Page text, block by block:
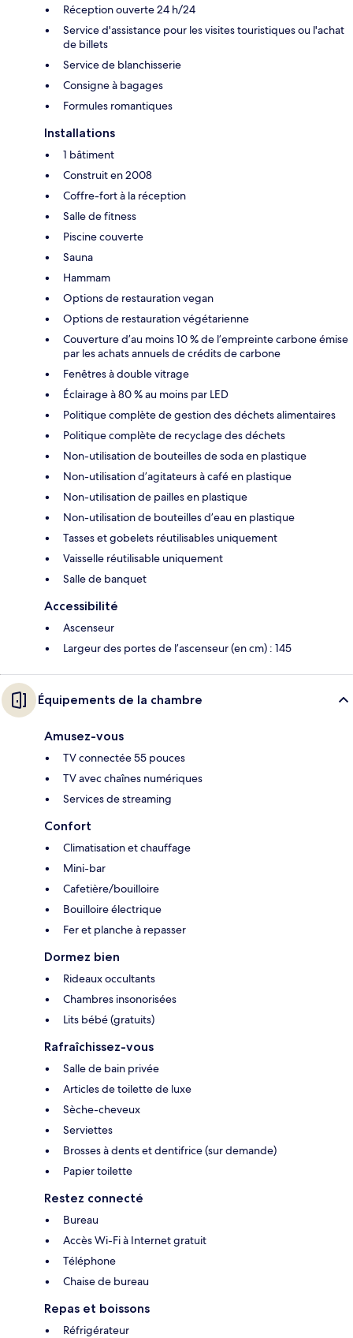
Réception ouverte 24 h/24
Service d'assistance pour les visites touristiques ou l'achat
de billets
Service de blanchisserie
Consigne à bagages
Formules romantiques
Installations
1 bâtiment
Construit en 2008
Coffre-fort à la réception
Salle de fitness
Piscine couverte
Sauna
Hammam
Options de restauration vegan
Options de restauration végétarienne
Couverture d’au moins 10 % de l’empreinte carbone émise
par les achats annuels de crédits de carbone
Fenêtres à double vitrage
Éclairage à 80 % au moins par LED
Politique complète de gestion des déchets alimentaires
Politique complète de recyclage des déchets
Non-utilisation de bouteilles de soda en plastique
Non-utilisation d’agitateurs à café en plastique
Non-utilisation de pailles en plastique
Non-utilisation de bouteilles d’eau en plastique
Tasses et gobelets réutilisables uniquement
Vaisselle réutilisable uniquement
Salle de banquet
Accessibilité
Ascenseur
Largeur des portes de l’ascenseur (en cm) : 145
Équipements de la chambre
Amusez-vous
TV connectée 55 pouces
TV avec chaînes numériques
Services de streaming
Confort
Climatisation et chauffage
Mini-bar
Cafetière/bouilloire
Bouilloire électrique
Fer et planche à repasser
Dormez bien
Rideaux occultants
Chambres insonorisées
Lits bébé (gratuits)
Rafraîchissez-vous
Salle de bain privée
Articles de toilette de luxe
Sèche-cheveux
Serviettes
Brosses à dents et dentifrice (sur demande)
Papier toilette
Restez connecté
Bureau
Accès Wi-Fi à Internet gratuit
Téléphone
Chaise de bureau
Repas et boissons
Réfrigérateur